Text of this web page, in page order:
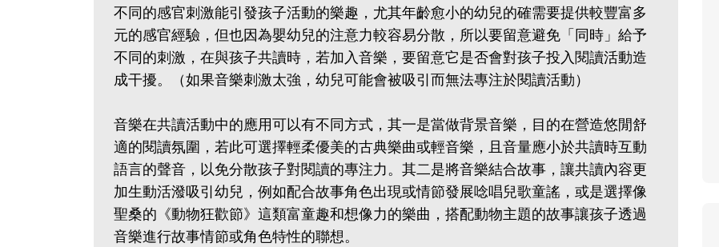
不同的感官刺激能引發孩子活動的樂趣，尤其年齡愈小的幼兒的確需要提供較豐富多
元的感官經驗，但也因為嬰幼兒的注意力較容易分散，所以要留意避免「同時」給予
不同的刺激，在與孩子共讀時，若加入音樂，要留意它是否會對孩子投入閱讀活動造
成干擾。（如果音樂刺激太強，幼兒可能會被吸引而無法專注於閱讀活動）‭ ‬
音樂在共讀活動中的應用可以有不同方式，其一是當做背景音樂，目的在營造悠閒舒
適的閱讀氛圍，若此可選擇輕柔優美的古典樂曲或輕音樂，且音量應小於共讀時互動
語言的聲音，以免分散孩子對閱讀的專注力。其二是將音樂結合故事，讓共讀內容更
加生動活潑吸引幼兒，例如配合故事角色出現或情節發展唸唱兒歌童謠，或是選擇像
聖桑的《動物狂歡節》這類富童趣和想像力的樂曲，搭配動物主題的故事讓孩子透過
音樂進行故事情節或角色特性的聯想。